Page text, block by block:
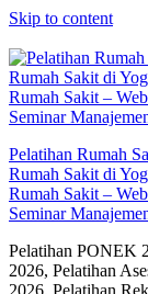
Skip to content
Pelatihan Rumah
Rumah Sakit di
Rumah Sakit –
Seminar
Pelatihan PONEK
2026, Pelatihan
2026, Pelatihan